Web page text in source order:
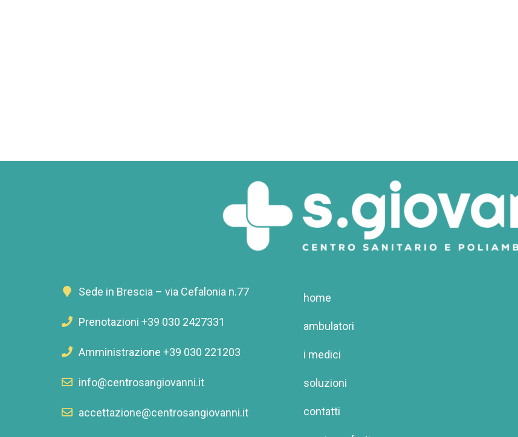
Sede in Brescia – via Cefalonia n.77
Prenotazioni +39 030 2427331
Amministrazione +39 030 221203
info@centrosangiovanni.it
accettazione@centrosangiovanni.it
home
ambulatori
i medici
soluzioni
contatti